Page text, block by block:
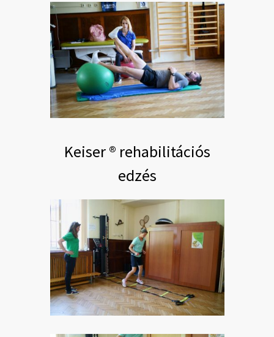
Keiser ® rehabilitációs
edzés